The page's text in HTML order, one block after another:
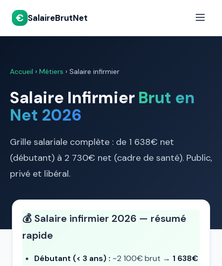
€ SalaireBrutNet
Accueil › Métiers › Salaire infirmier
Salaire Infirmier Brut en
Net 2026
Grille salariale complète : de 1 638€ net
(débutant) à 2 730€ net (cadre de santé). Public,
privé et libéral.
💰 Salaire infirmier 2026 — résumé
rapide
Débutant (< 3 ans) : ~2 100€ brut → 1 638€